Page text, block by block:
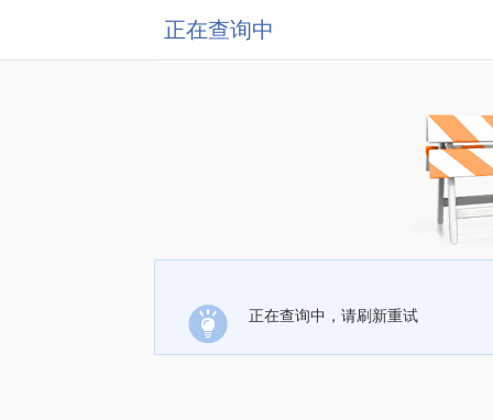
正在查询中
正在查询中，请刷新重试